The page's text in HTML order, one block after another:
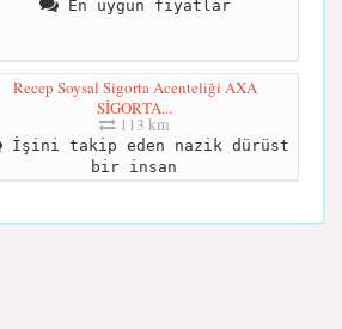
En uygun fiyatlar
Recep Soysal Sigorta Acenteliği AXA
SİGORTA...
113 km
İşini takip eden nazik dürüst
bir insan